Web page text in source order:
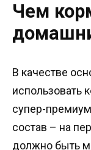
Чем
В качестве
использовать
супер-
состав – на
должно быть